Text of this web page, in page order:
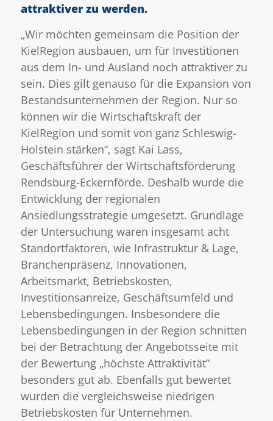
attraktiver zu werden.
„Wir möchten gemeinsam die Position der
KielRegion ausbauen, um für Investitionen
aus dem In- und Ausland noch attraktiver zu
sein. Dies gilt genauso für die Expansion von
Bestandsunternehmen der Region. Nur so
können wir die Wirtschaftskraft der
KielRegion und somit von ganz Schleswig-
Holstein stärken“, sagt Kai Lass,
Geschäftsführer der Wirtschaftsförderung
Rendsburg-Eckernförde. Deshalb wurde die
Entwicklung der regionalen
Ansiedlungsstrategie umgesetzt. Grundlage
der Untersuchung waren insgesamt acht
Standortfaktoren, wie Infrastruktur & Lage,
Branchenpräsenz, Innovationen,
Arbeitsmarkt, Betriebskosten,
Investitionsanreize, Geschäftsumfeld und
Lebensbedingungen. Insbesondere die
Lebensbedingungen in der Region schnitten
bei der Betrachtung der Angebotsseite mit
der Bewertung „höchste Attraktivität“
besonders gut ab. Ebenfalls gut bewertet
wurden die vergleichsweise niedrigen
Betriebskosten für Unternehmen.